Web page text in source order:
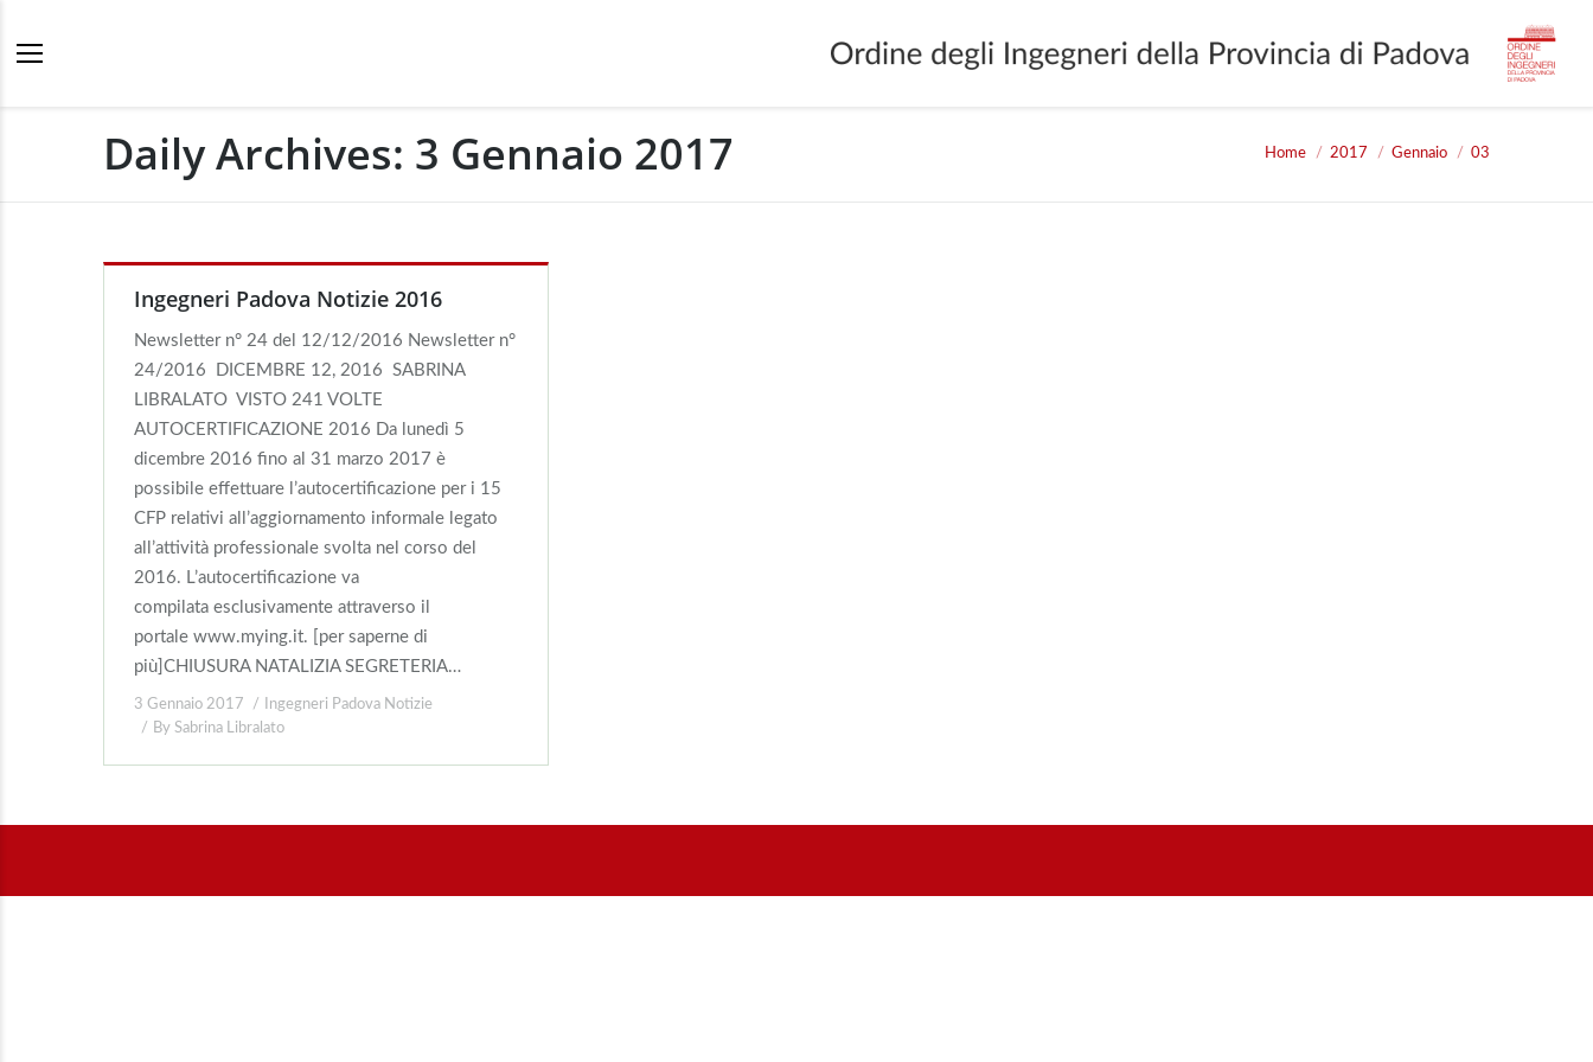
Daily Archives: 3 Gennaio 2017 Home 2017 Gennaio 03
Ingegneri Padova Notizie 2016
Newsletter n° 24 del 12/12/2016 Newsletter n°
24/2016 DICEMBRE 12, 2016 SABRINA
LIBRALATO VISTO 241 VOLTE
AUTOCERTIFICAZIONE 2016 Da lunedì 5
dicembre 2016 fino al 31 marzo 2017 è
possibile effettuare l’autocertificazione per i 15
CFP relativi all’aggiornamento informale legato
all’attività professionale svolta nel corso del
2016. L’autocertificazione va
compilata esclusivamente attraverso il
portale www.mying.it. [per saperne di
più]CHIUSURA NATALIZIA SEGRETERIA…
3 Gennaio 2017
Ingegneri Padova Notizie
By Sabrina Libralato